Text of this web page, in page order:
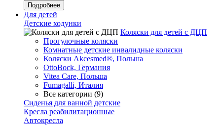
Подробнее
Для детей
Детские ходунки
Коляски для детей с ДЦП
Прогулочные коляски
Комнатные детские инвалидные коляски
Коляски Akcesmed®, Польша
OttoBock, Германия
Vitea Care, Польша
Fumagalli, Италия
Все категории (9)
Сиденья для ванной детские
Кресла реабилитационные
Автокресла